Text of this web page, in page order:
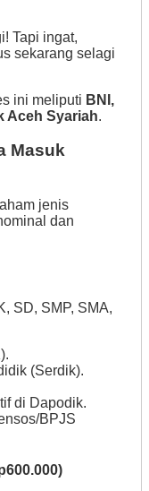
Tapi ingat,
sekarang selagi
ini meliputi BNI,
Aceh Syariah.
Masuk
jenis
dan
SD, SMP, SMA,
(Serdik).
di Dapodik.
BPJS